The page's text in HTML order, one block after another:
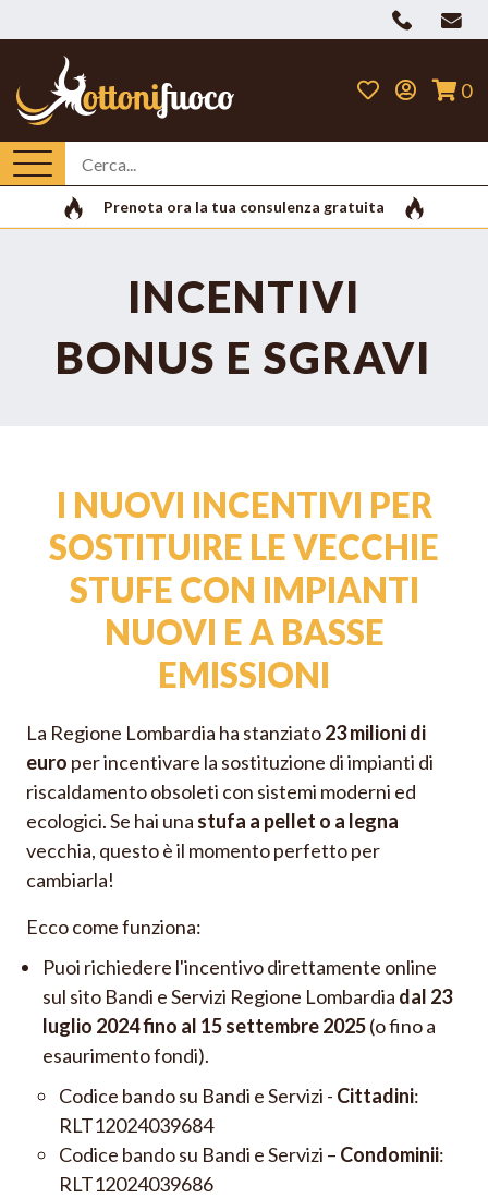
0
Prenota ora la tua consulenza gratuita
INCENTIVI
BONUS E SGRAVI
I NUOVI INCENTIVI PER
SOSTITUIRE LE VECCHIE
STUFE CON IMPIANTI
NUOVI E A BASSE
EMISSIONI
La Regione Lombardia ha stanziato23 milioni di
euro per incentivare la sostituzione di impianti di
riscaldamento obsoleti con sistemi moderni ed
ecologici. Se hai una stufa a pellet o a legna
vecchia, questo è il momento perfetto per
cambiarla!
Ecco come funziona:
Puoi richiedere l'incentivo direttamente online
sul sito Bandi e Servizi Regione Lombardia dal 23
luglio 2024 fino al 15 settembre 2025(o fino a
esaurimento fondi).
Codice bando su Bandi e Servizi - Cittadini:
RLT12024039684
Codice bando su Bandi e Servizi – Condominii:
RLT12024039686